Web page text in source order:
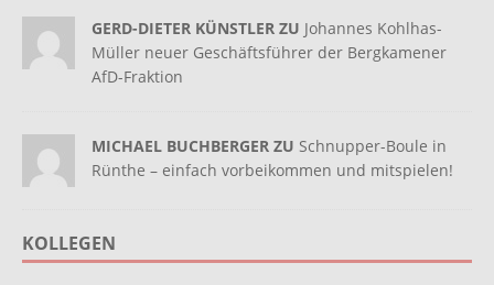
GERD-DIETER KÜNSTLER ZU Johannes Kohlhas-
Müller neuer Geschäftsführer der Bergkamener
AfD-Fraktion
MICHAEL BUCHBERGER ZU Schnupper-Boule in
Rünthe – einfach vorbeikommen und mitspielen!
KOLLEGEN